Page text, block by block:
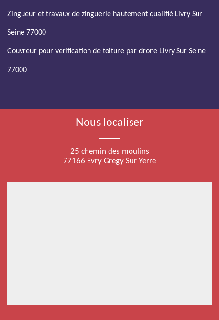
Zingueur et travaux de zinguerie hautement qualifié Livry Sur
Seine 77000
Couvreur pour verification de toiture par drone Livry Sur Seine
77000
Nous localiser
25 chemin des moulins
77166 Evry Gregy Sur Yerre